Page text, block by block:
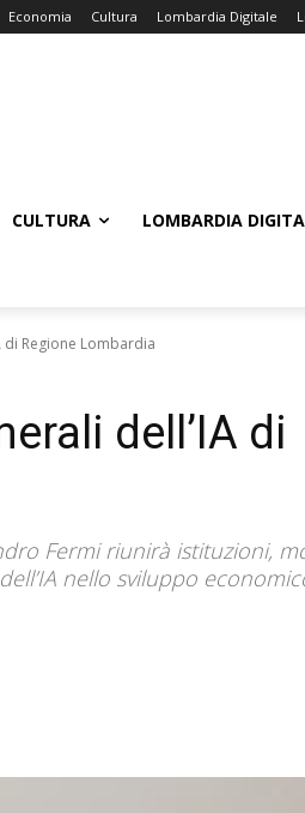
Economia Cultura Lombardia Digitale
CULTURA LOMBARDIA
di Regione Lombardia
dell’IA di
Fermi riunirà istituzioni,
nello sviluppo